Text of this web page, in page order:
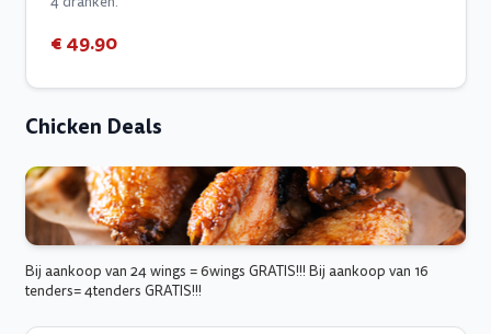
€ 49.90
Chicken Deals
Bij aankoop van 24 wings = 6wings GRATIS!!! Bij aankoop van 16
tenders= 4tenders GRATIS!!!